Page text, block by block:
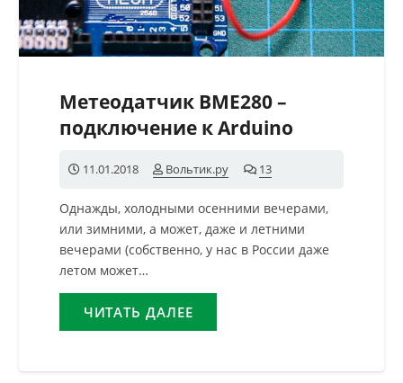
Метеодатчик BME280 –
подключение к Arduino
11.01.2018 Вольтик.ру 13
Однажды, холодными осенними вечерами,
или зимними, а может, даже и летними
вечерами (собственно, у нас в России даже
летом может…
ЧИТАТЬ ДАЛЕЕ